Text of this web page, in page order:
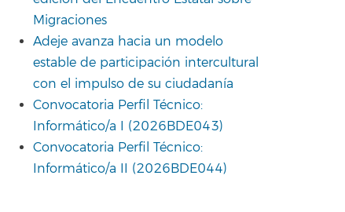
Migraciones
Adeje avanza hacia un modelo
estable de participación intercultural
con el impulso de su ciudadanía
Convocatoria Perfil Técnico:
Informático/a I (2026BDE043)
Convocatoria Perfil Técnico:
Informático/a II (2026BDE044)